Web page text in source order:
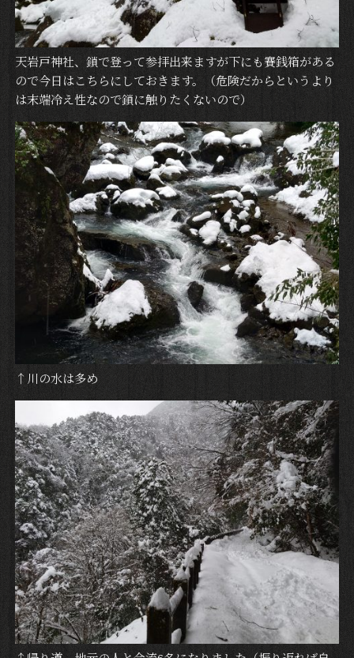
天岩戸神社、鎖で登って参拝出来ますが下にも賽銭箱がある
ので今日はこちらにしておきます。（危険だからというより
は末端冷え性なので鎖に触りたくないので）
↑川の水は多め